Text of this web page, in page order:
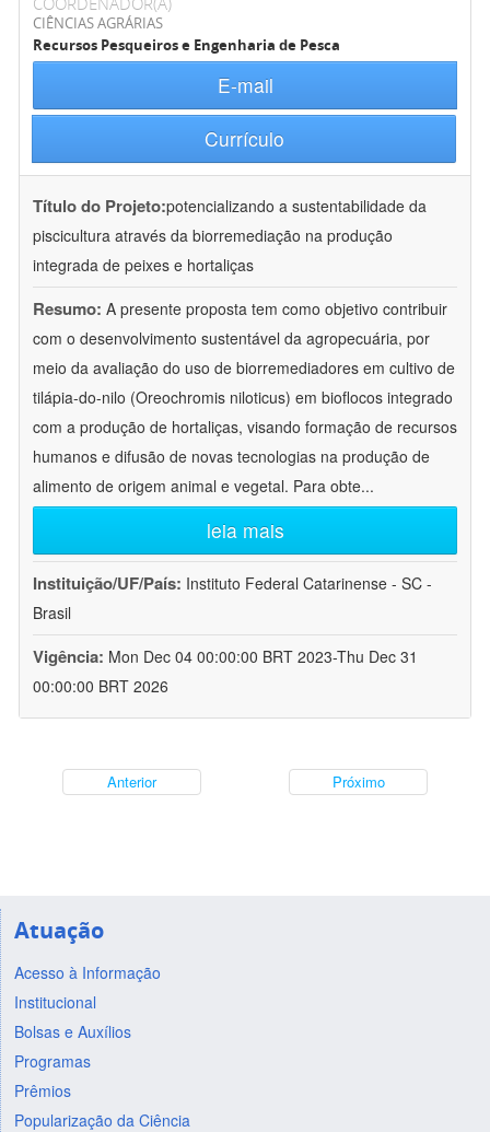
CIÊNCIAS AGRÁRIAS
Recursos Pesqueiros e Engenharia de Pesca
E-mail
Currículo
Título do Projeto:potencializando a sustentabilidade da
piscicultura através da biorremediação na produção
integrada de peixes e hortaliças
Resumo: A presente proposta tem como objetivo contribuir
com o desenvolvimento sustentável da agropecuária, por
meio da avaliação do uso de biorremediadores em cultivo de
tilápia-do-nilo (Oreochromis niloticus) em bioflocos integrado
com a produção de hortaliças, visando formação de recursos
humanos e difusão de novas tecnologias na produção de
alimento de origem animal e vegetal. Para obte...
leia mais
Instituição/UF/País: Instituto Federal Catarinense - SC -
Brasil
Vigência: Mon Dec 04 00:00:00 BRT 2023-Thu Dec 31
00:00:00 BRT 2026
Anterior Próximo
Atuação
Acesso à Informação
Institucional
Bolsas e Auxílios
Programas
Prêmios
Popularização da Ciência